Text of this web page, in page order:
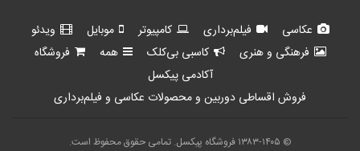
عکاسی فیلم‌برداری کامپیوتر موبایل
ویدئو
فرهنگی و هنری
کاسبی بی‌کلک همه
فروشگاه
آکادمی پیکسل
فروش اقساطی دوربین و محصولات عکاسی و فیلم‌برداری
© ۱۳۸۳-۱۴۰۵ فروشگاه پیکسل. تمامی حقوق محفوظ است.